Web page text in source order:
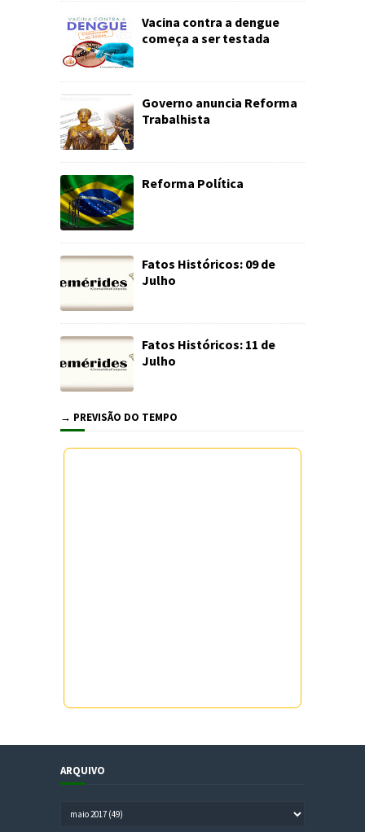
Vacina contra a dengue
começa a ser testada
Governo anuncia Reforma
Trabalhista
Reforma Política
Fatos Históricos: 09 de
Julho
Fatos Históricos: 11 de
Julho
→ PREVISÃO DO TEMPO
ARQUIVO